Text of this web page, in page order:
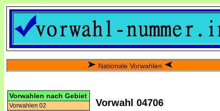
Nationale Vorwahlen
Vorwahlen nach Gebiet
Vorwahlen 02
Vorwahl 04706